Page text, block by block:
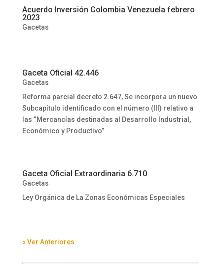
Acuerdo Inversión Colombia Venezuela febrero
2023
Gacetas
Gaceta Oficial 42.446
Gacetas
Reforma parcial decreto 2.647, Se incorpora un nuevo
Subcapítulo identificado con el número (III) relativo a
las “Mercancías destinadas al Desarrollo Industrial,
Económico y Productivo”
Gaceta Oficial Extraordinaria 6.710
Gacetas
Ley Orgánica de La Zonas Económicas Especiales
« Ver Anteriores